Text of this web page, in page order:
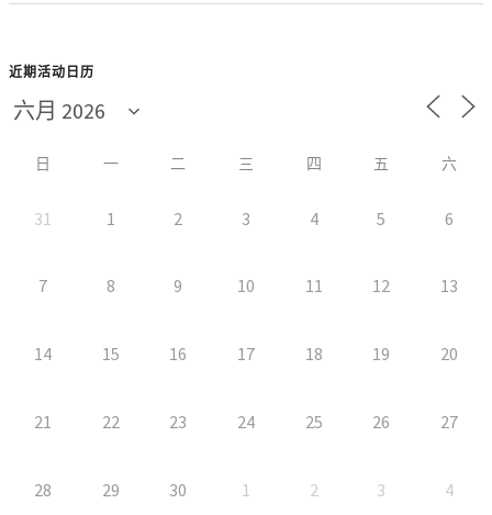
近期活动日历
日 一 二 三 四 五 六
31 1 2 3 4 5 6
7 8 9 10 11 12 13
14 15 16 17 18 19 20
21 22 23 24 25 26 27
28 29 30 1 2 3 4